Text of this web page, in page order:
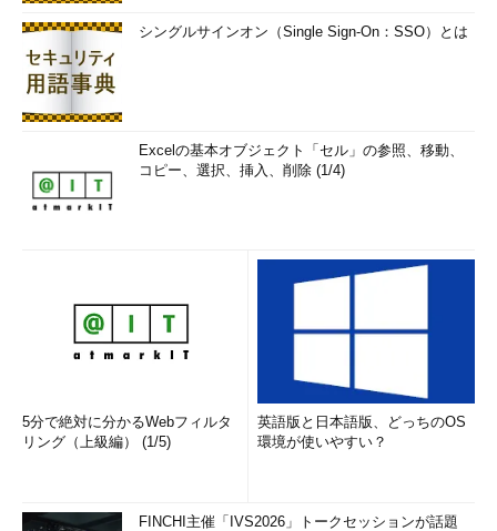
シングルサインオン（Single Sign-On：SSO）とは
Excelの基本オブジェクト「セル」の参照、移動、
コピー、選択、挿入、削除 (1/4)
5分で絶対に分かるWebフィルタ
リング（上級編） (1/5)
英語版と日本語版、どっちのOS
環境が使いやすい？
FINCHI主催「IVS2026」トークセッションが話題